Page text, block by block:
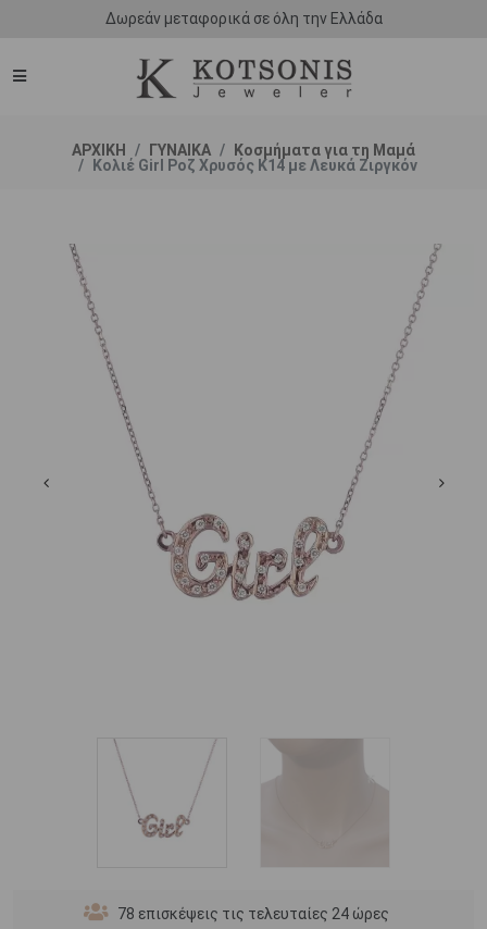
Δωρεάν μεταφορικά σε όλη την Ελλάδα
ΑΡΧΙΚΗ ΓΥΝΑΙΚΑ
Κοσμήματα για τη Μαμά
Κολιέ Girl Ροζ Χρυσός Κ14 με Λευκά Ζιργκόν
78 επισκέψεις τις τελευταίες 24 ώρες